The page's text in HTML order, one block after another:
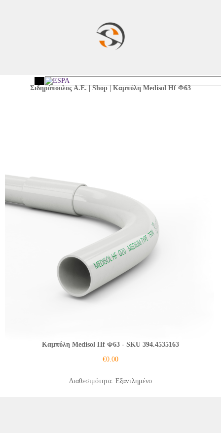
Σιδηρόπουλος Α.Ε. Shop Καμπύλη Medisol Hf Φ63
Καμπύλη Medisol Hf Φ63 - SKU 394.4535163
€0.00
Διαθεσιμότητα: Εξαντλημένο